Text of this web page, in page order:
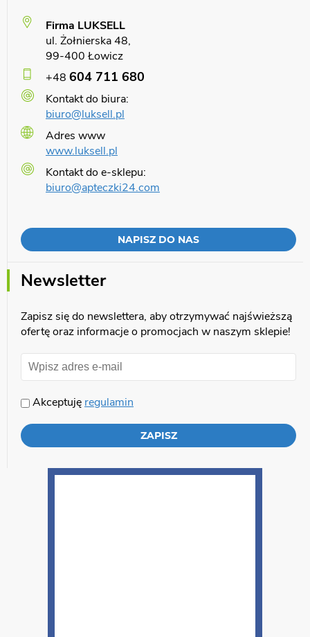
Firma LUKSELL
ul. Żołnierska 48,
99-400 Łowicz
+48 604 711 680
Kontakt do biura:
biuro@luksell.pl
Adres www
www.luksell.pl
Kontakt do e-sklepu:
biuro@apteczki24.com
NAPISZ DO NAS
Newsletter
Zapisz się do newslettera, aby otrzymywać najświeższą
ofertę oraz informacje o promocjach w naszym sklepie!
Akceptuję regulamin